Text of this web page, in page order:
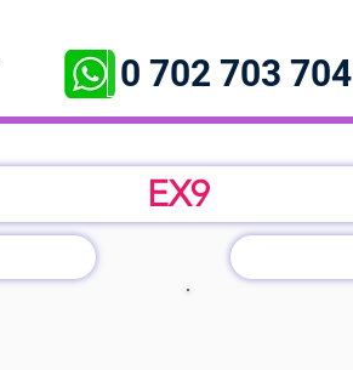
0 702 703 704
EX9